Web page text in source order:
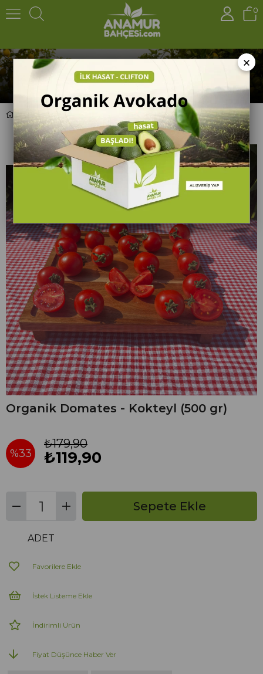
0
Organik Domates - Kokteyl (500 gr)
%33
₺179,90
₺119,90
ADET
Favorilere Ekle
İstek Listeme Ekle
İndirimli Ürün
Fiyat Düşünce Haber Ver
×